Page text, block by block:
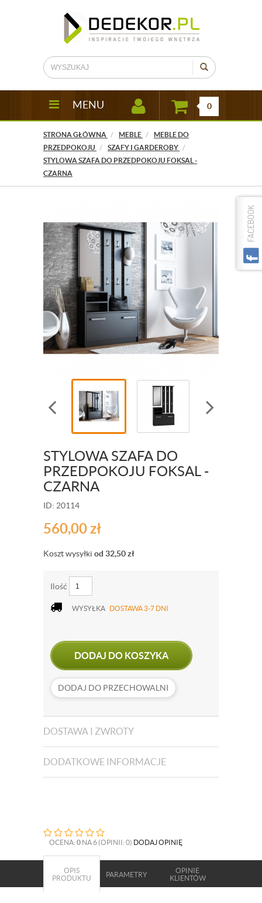
MENU 0
STRONA GŁÓWNA MEBLE
MEBLE DO
PRZEDPOKOJU
SZAFY I GARDEROBY
STYLOWA SZAFA DO PRZEDPOKOJU FOKSAL -
CZARNA
STYLOWA SZAFA DO
PRZEDPOKOJU FOKSAL -
CZARNA
ID: 20114
560,00zł
Koszt wysyłki od 32,50zł
Ilość
WYSYŁKA DOSTAWA 3-7 DNI
DODAJ DO KOSZYKA
DODAJ DO PRZECHOWALNI
DOSTAWA I ZWROTY
DODATKOWE INFORMACJE
OCENA: 0 NA 6 (OPINII: 0) DODAJ OPINIĘ
OPIS
PRODUKTU
PARAMETRY
OPINIE
KLIENTÓW